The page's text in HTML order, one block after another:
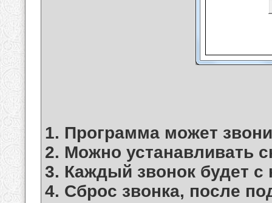
1. Программа может
2. Можно устанавливать
3. Каждый звонок будет с
4. Сброс звонка, после